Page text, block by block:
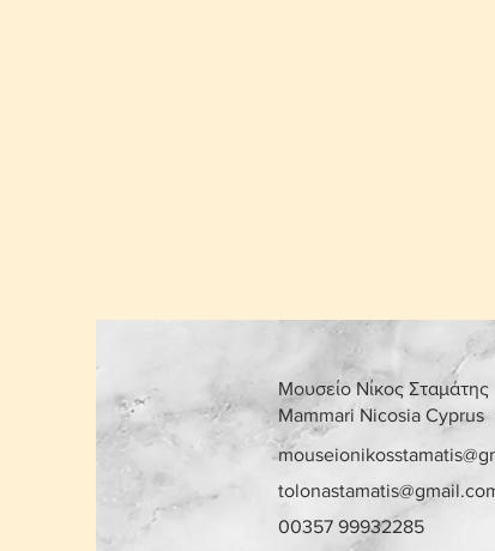
Μουσείο Νίκος Σταμάτης
Mammari Nicosia Cyprus
00357 99932285